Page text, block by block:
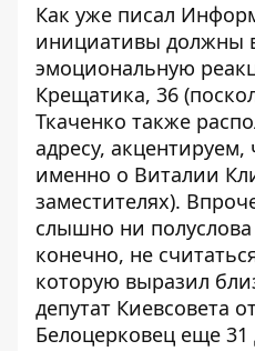
Как уже писал
инициативы должны
эмоциональную
Крещатика, 36
Ткаченко также
адресу, акцентируем,
именно о Виталии
заместителях).
слышно ни полуслова
конечно, не
которую выразил
депутат Киевсовета
Белоцерковец еще 31